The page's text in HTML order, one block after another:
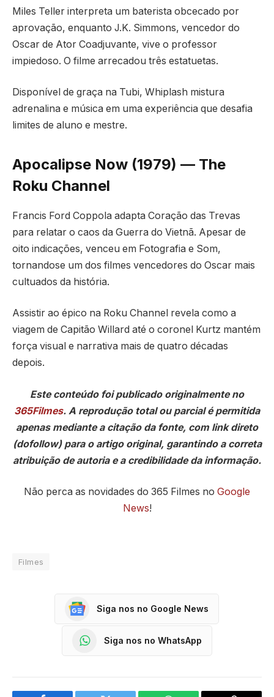
Miles Teller interpreta um baterista obcecado por
aprovação, enquanto J.K. Simmons, vencedor do
Oscar de Ator Coadjuvante, vive o professor
impiedoso. O filme arrecadou três estatuetas.
Disponível de graça na Tubi, Whiplash mistura
adrenalina e música em uma experiência que desafia
limites de aluno e mestre.
Apocalipse Now (1979) — The
Roku Channel
Francis Ford Coppola adapta Coração das Trevas
para relatar o caos da Guerra do Vietnã. Apesar de
oito indicações, venceu em Fotografia e Som,
tornandose um dos filmes vencedores do Oscar mais
cultuados da história.
Assistir ao épico na Roku Channel revela como a
viagem de Capitão Willard até o coronel Kurtz mantém
força visual e narrativa mais de quatro décadas
depois.
Este conteúdo foi publicado originalmente no
365Filmes. A reprodução total ou parcial é permitida
apenas mediante a citação da fonte, com link direto
(dofollow) para o artigo original, garantindo a correta
atribuição de autoria e a credibilidade da informação.
Não perca as novidades do 365 Filmes no Google
News!
Filmes
Siga nos no Google News
Siga nos no WhatsApp